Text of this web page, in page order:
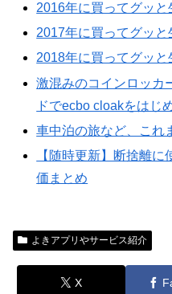
2016年に買ってグッ
2017年に買ってグッ
2018年に買ってグッ
激混みのコインロッカ
ドでecbo cloakをはじ
車中泊の旅など、これ
【随時更新】断捨離
価まとめ
よきアプリやサービス紹介
X